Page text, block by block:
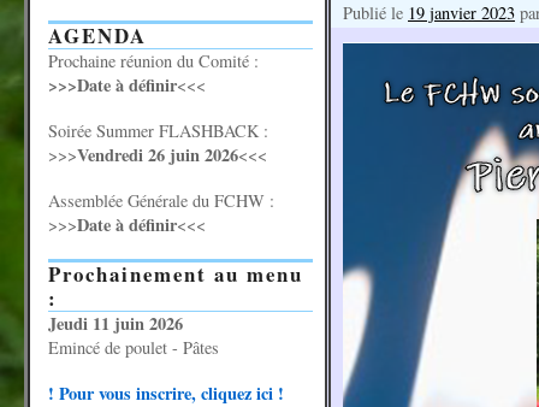
Publié le 19 janvier 2023
AGENDA
Prochaine réunion du Comité :
>>>Date à définir<<<
Soirée Summer FLASHBACK :
>>>Vendredi 26 juin 2026<<<
Assemblée Générale du FCHW :
>>>Date à définir<<<
Prochainement au menu
:
Jeudi 11 juin 2026
Emincé de poulet - Pâtes
! Pour vous inscrire, cliquez ici !